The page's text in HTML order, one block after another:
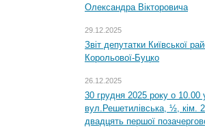
Олександра Вікторовича
29.12.2025
Звіт депутатки Київської
Корольової-Буцко
26.12.2025
30 грудня 2025 року о 10.00
вул.Решетилівська, ½, кім.
двадцять першої